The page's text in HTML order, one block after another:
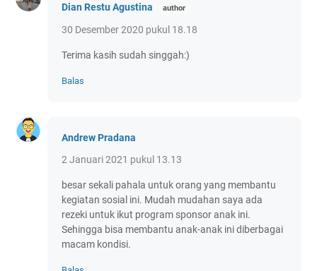
Dian Restu Agustina
30 Desember 2020 pukul 18.18
Terima kasih sudah singgah:)
Balas
Andrew Pradana
2 Januari 2021 pukul 13.13
besar sekali pahala untuk orang yang membantu
kegiatan sosial ini. Mudah mudahan saya ada
rezeki untuk ikut program sponsor anak ini.
Sehingga bisa membantu anak-anak ini diberbagai
macam kondisi.